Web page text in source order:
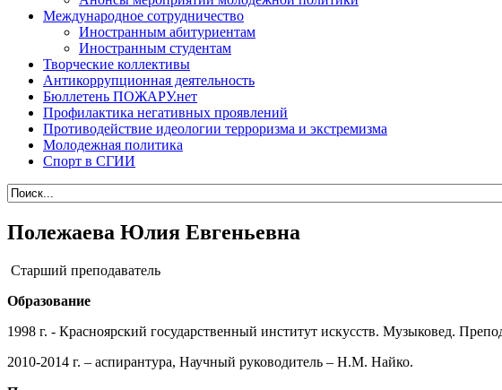
Международное сотрудничество
Иностранным абитуриентам
Иностранным студентам
Творческие коллективы
Антикоррупционная деятельность
Бюллетень ПОЖАРУ.нет
Профилактика негативных проявлений
Противодействие идеологии терроризма и экстремизма
Молодежная политика
Спорт в СГИИ
Полежаева Юлия Евгеньевна
Старший преподаватель
Образование
1998 г. - Красноярский государственный институт искусств. Музыковед.
2010-2014 г. – аспирантура, Научный руководитель – Н.М. Найко.